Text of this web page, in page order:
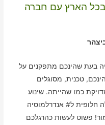
בכל הארץ עם חברה
בעת שהינכם מתפקנים על
טכנית, מסוגלים
כמו שהייתה. שינוע
חלופית ל# אנדרלמוסיה
פשוט לעשות כהרגלכם